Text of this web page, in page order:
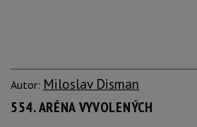
Autor: Miloslav Disman
554. ARÉNA VYVOLENÝCH